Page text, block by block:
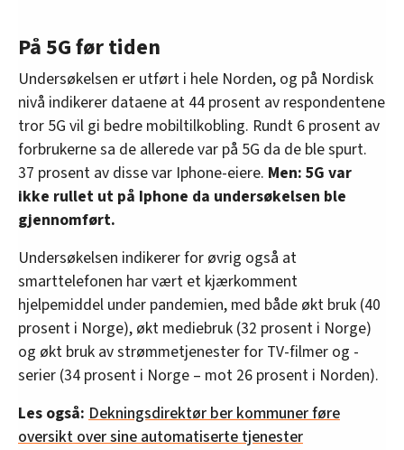
På 5G før tiden
Undersøkelsen er utført i hele Norden, og på Nordisk
nivå indikerer dataene at 44 prosent av respondentene
tror 5G vil gi bedre mobiltilkobling. Rundt 6 prosent av
forbrukerne sa de allerede var på 5G da de ble spurt.
37 prosent av disse var Iphone-eiere. Men: 5G var
ikke rullet ut på Iphone da undersøkelsen ble
gjennomført.
Undersøkelsen indikerer for øvrig også at
smarttelefonen har vært et kjærkomment
hjelpemiddel under pandemien, med både økt bruk (40
prosent i Norge), økt mediebruk (32 prosent i Norge)
og økt bruk av strømmetjenester for TV-filmer og -
serier (34 prosent i Norge – mot 26 prosent i Norden).
Les også: Dekningsdirektør ber kommuner føre
oversikt over sine automatiserte tjenester